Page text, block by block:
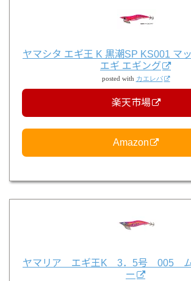
ヤマシタ エギ王 K 黒潮SP KS001 マ
エギ エギング
posted with カエレバ
楽天市場
Amazon
ヤマリア エギ王K 3．5号 005 ム
ー